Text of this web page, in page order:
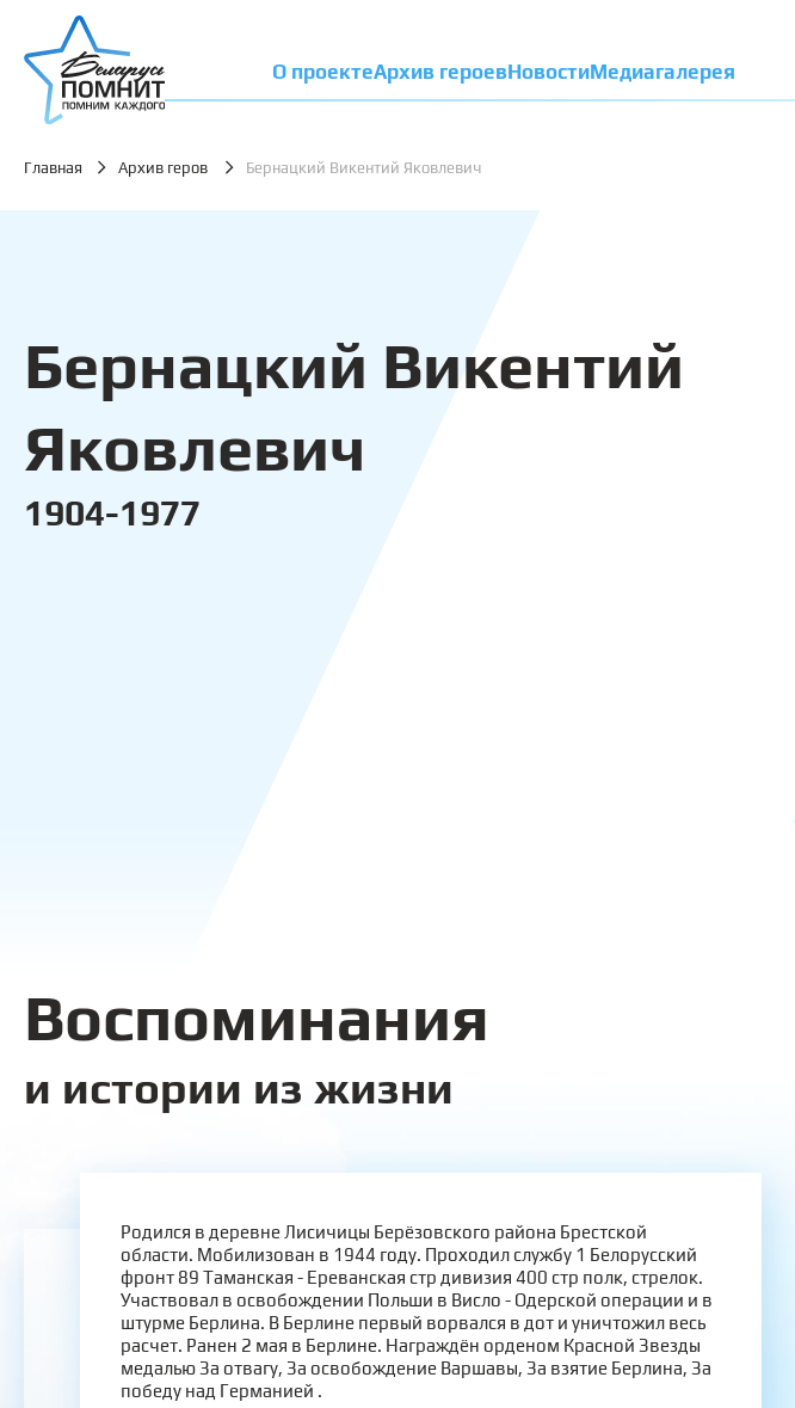
О проектеАрхив героевНовостиМедиагалерея
Главная Архив геров Бернацкий Викентий Яковлевич
Бернацкий Викентий
Яковлевич
1904-1977
Воспоминания
и истории из жизни
Родился в деревне Лисичицы Берёзовского района Брестской
области. Мобилизован в 1944 году. Проходил службу 1 Белорусский
фронт 89 Таманская - Ереванская стр дивизия 400 стр полк, стрелок.
Участвовал в освобождении Польши в Висло - Одерской операции и в
штурме Берлина. В Берлине первый ворвался в дот и уничтожил весь
расчет. Ранен 2 мая в Берлине. Награждён орденом Красной Звезды
медалью За отвагу, За освобождение Варшавы, За взятие Берлина, За
победу над Германией .